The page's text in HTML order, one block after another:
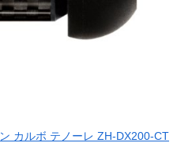
カルボ テノーレ ZH-DX200-CT